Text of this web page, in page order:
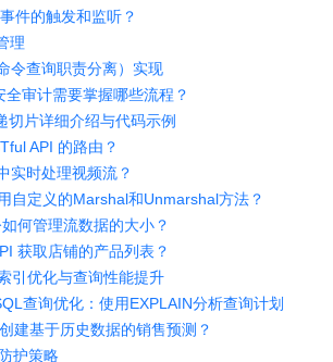
件的触发和监听？
理
令查询职责分离）实现
审计需要掌握哪些流程？
切片详细介绍与代码示例
API 的路由？
实时处理视频流？
自定义的Marshal和Unmarshal方法？
何管理流数据的大小？
获取店铺的产品列表？
引优化与查询性能提升
查询优化：使用EXPLAIN分析查询计划
建基于历史数据的销售预测？
护策略